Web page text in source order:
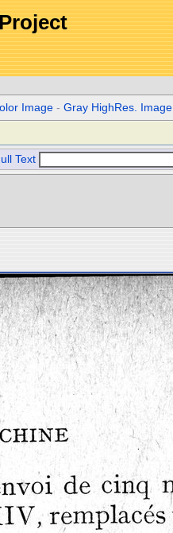
Image -Gray HighRes. Image
Text